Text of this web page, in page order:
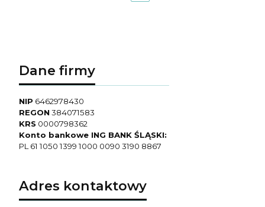
Dane firmy
NIP 6462978430
REGON384071583
KRS 0000798362
Konto bankowe ING BANK ŚLĄSKI:
PL 61 1050 1399 1000 0090 3190 8867
Adres kontaktowy